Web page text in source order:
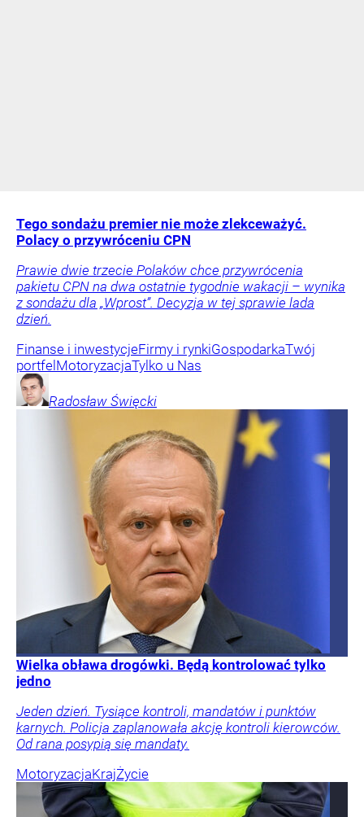
Tego sondażu premier nie może zlekceważyć.
Polacy o przywróceniu CPN
Prawie dwie trzecie Polaków chce przywrócenia
pakietu CPN na dwa ostatnie tygodnie wakacji – wynika
z sondażu dla „Wprost”. Decyzja w tej sprawie lada
dzień.
Finanse i inwestycjeFirmy i rynkiGospodarkaTwój
portfel MotoryzacjaTylko u Nas
Radosław Święcki
Wielka obława drogówki. Będą kontrolować tylko
jedno
Jeden dzień. Tysiące kontroli, mandatów i punktów
karnych. Policja zaplanowała akcję kontroli kierowców.
Od rana posypią się mandaty.
MotoryzacjaKrajŻycie